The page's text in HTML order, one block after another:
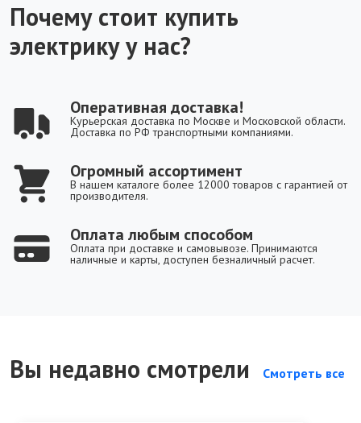
Почему стоит купить
электрику у нас?
Оперативная доставка!
Курьерская доставка по Москве и Московской области.
Доставка по РФ транспортными компаниями.
Огромный ассортимент
В нашем каталоге более 12000 товаров с гарантией от
производителя.
Оплата любым способом
Оплата при доставке и самовывозе. Принимаются
наличные и карты, доступен безналичный расчет.
Вы недавно смотрели Смотреть все